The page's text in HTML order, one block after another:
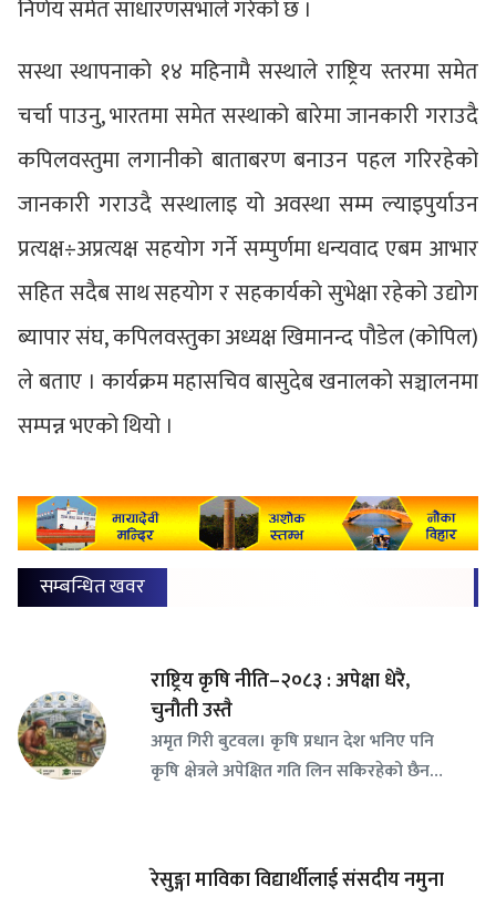
निर्णय समेत साधारणसभाले गरेको छ ।
सस्था स्थापनाको १४ महिनामै सस्थाले राष्ट्रिय स्तरमा समेत
चर्चा पाउनु, भारतमा समेत सस्थाको बारेमा जानकारी गराउदै
कपिलवस्तुमा लगानीको बाताबरण बनाउन पहल गरिरहेको
जानकारी गराउदै सस्थालाइ यो अवस्था सम्म ल्याइपुर्याउन
प्रत्यक्ष÷अप्रत्यक्ष सहयोग गर्ने सम्पुर्णमा धन्यवाद एबम आभार
सहित सदैब साथ सहयोग र सहकार्यको सुभेक्षा रहेको उद्योग
ब्यापार संघ, कपिलवस्तुका अध्यक्ष खिमानन्द पौडेल (कोपिल)
ले बताए । कार्यक्रम महासचिव बासुदेब खनालको सञ्चालनमा
सम्पन्न भएको थियो ।
सम्बन्धित खवर
राष्ट्रिय कृषि नीति–२०८३ : अपेक्षा धेरै,
चुनौती उस्तै
अमृत गिरी बुटवल। कृषि प्रधान देश भनिए पनि
कृषि क्षेत्रले अपेक्षित गति लिन सकिरहेको छैन…
रेसुङ्गा माविका विद्यार्थीलाई संसदीय नमुना